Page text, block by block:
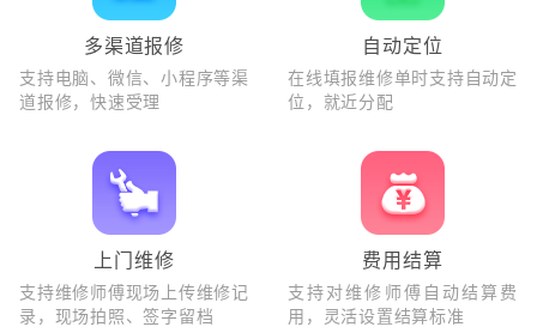
多渠道报修
支持电脑、微信、小程序等渠
道报修，快速受理
自动定位
在线填报维修单时支持自动定
位，就近分配
上门维修
支持维修师傅现场上传维修记
录，现场拍照、签字留档
费用结算
支持对维修师傅自动结算费
用，灵活设置结算标准